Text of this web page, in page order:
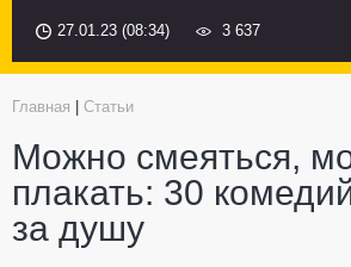
27.01.23 (08:34) 3 637
Главная Статьи
Можно смеяться,
плакать: 30
за душу